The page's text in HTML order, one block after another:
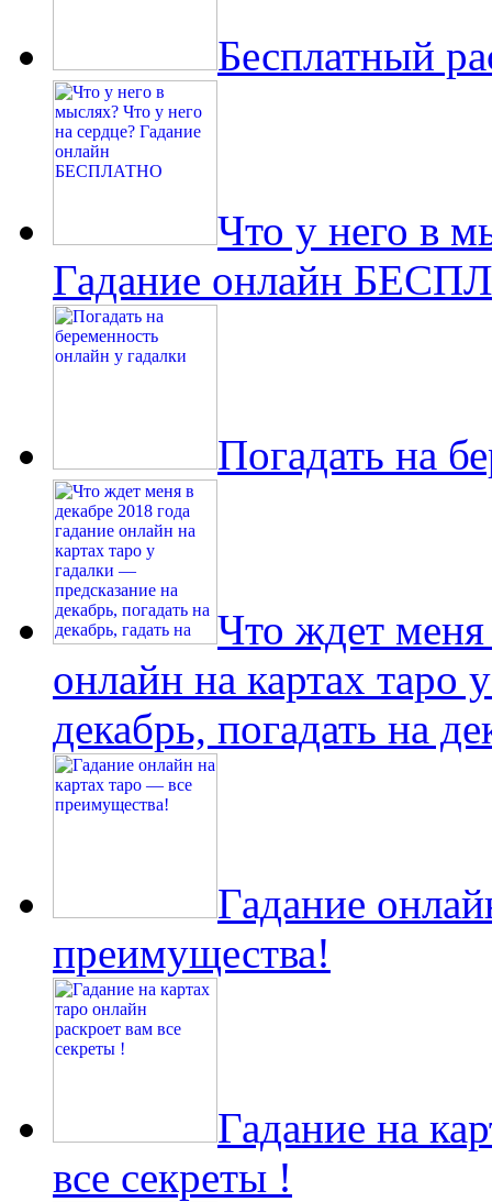
Бесплатный
Что у него в
Гадание онлайн
Погадать на
Что ждет меня
онлайн на картах таро
декабрь, погадать на
Гадание
преимущества!
Гадание на
все секреты !